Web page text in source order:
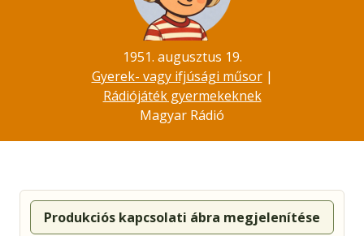
1951. augusztus 19.
Gyerek- vagy ifjúsági műsor|
Rádiójáték gyermekeknek
Magyar Rádió
Produkciós kapcsolati ábra megjelenítése